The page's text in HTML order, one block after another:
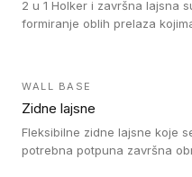
2 u 1 Holker i završna lajsna
formiranje oblih prelaza
WALL BASE
Zidne lajsne
Fleksibilne zidne lajsne koje
potrebna potpuna završna